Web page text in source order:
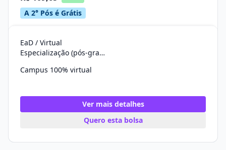
A 2° Pós é Grátis
EaD / Virtual
Especialização (pós-graduação)
Campus 100% virtual
Ver mais detalhes
Quero esta bolsa